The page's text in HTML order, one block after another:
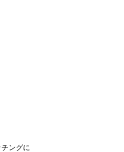
ングに